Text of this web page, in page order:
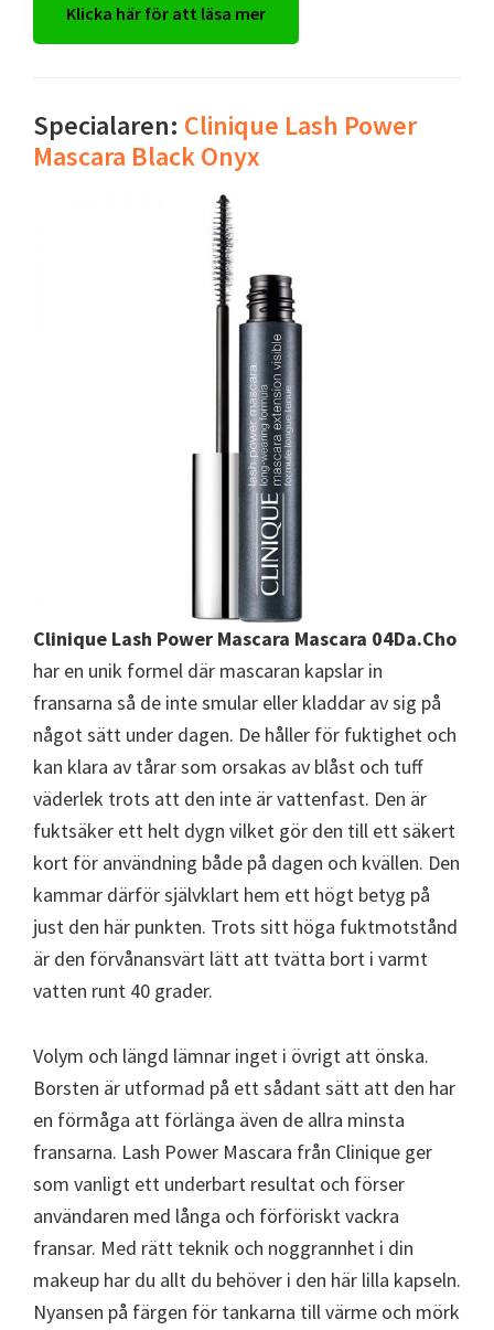
Klicka här för att läsa mer
Specialaren: Clinique Lash Power
Mascara Black Onyx
Clinique Lash Power Mascara Mascara 04Da.Cho
har en unik formel där mascaran kapslar in
fransarna så de inte smular eller kladdar av sig på
något sätt under dagen. De håller för fuktighet och
kan klara av tårar som orsakas av blåst och tuff
väderlek trots att den inte är vattenfast. Den är
fuktsäker ett helt dygn vilket gör den till ett säkert
kort för användning både på dagen och kvällen. Den
kammar därför självklart hem ett högt betyg på
just den här punkten. Trots sitt höga fuktmotstånd
är den förvånansvärt lätt att tvätta bort i varmt
vatten runt 40 grader.
Volym och längd lämnar inget i övrigt att önska.
Borsten är utformad på ett sådant sätt att den har
en förmåga att förlänga även de allra minsta
fransarna. Lash Power Mascara från Clinique ger
som vanligt ett underbart resultat och förser
användaren med långa och förföriskt vackra
fransar. Med rätt teknik och noggrannhet i din
makeup har du allt du behöver i den här lilla kapseln.
Nyansen på färgen för tankarna till värme och mörk